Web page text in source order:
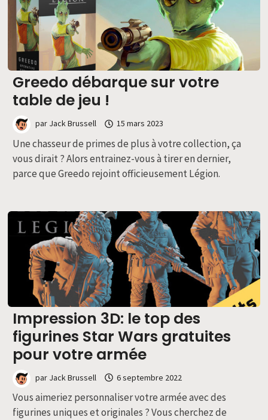
Greedo débarque sur votre
table de jeu !
par Jack Brussell 15 mars 2023
Une chasseur de primes de plus à votre collection, ça
vous dirait ? Alors entrainez-vous à tirer en dernier,
parce que Greedo rejoint officieusement Légion.
Impression 3D: le top des
figurines Star Wars gratuites
pour votre armée
par Jack Brussell 6 septembre 2022
Vous aimeriez personnaliser votre armée avec des
figurines uniques et originales ? Vous cherchez de